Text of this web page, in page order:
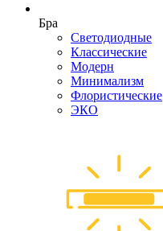
Бра
Светодиодные
Классические
Модерн
Минимализм
Флористические
ЭКО